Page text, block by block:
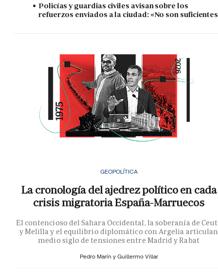
Policías y guardias civiles avisan sobre los
refuerzos enviados a la ciudad: «No son
GEOPOLÍTICA
La cronología del ajedrez político en cada
crisis migratoria España-Marruecos
El contencioso del Sahara Occidental, la soberanía de
y Melilla y el equilibrio diplomático con Argelia articulan
medio siglo de tensiones entre Madrid y Rabat
Pedro Marín y Guillermo Villar